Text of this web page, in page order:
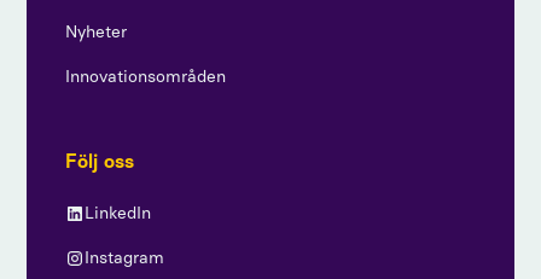
Nyheter
Innovationsområden
Följ oss
LinkedIn
Instagram